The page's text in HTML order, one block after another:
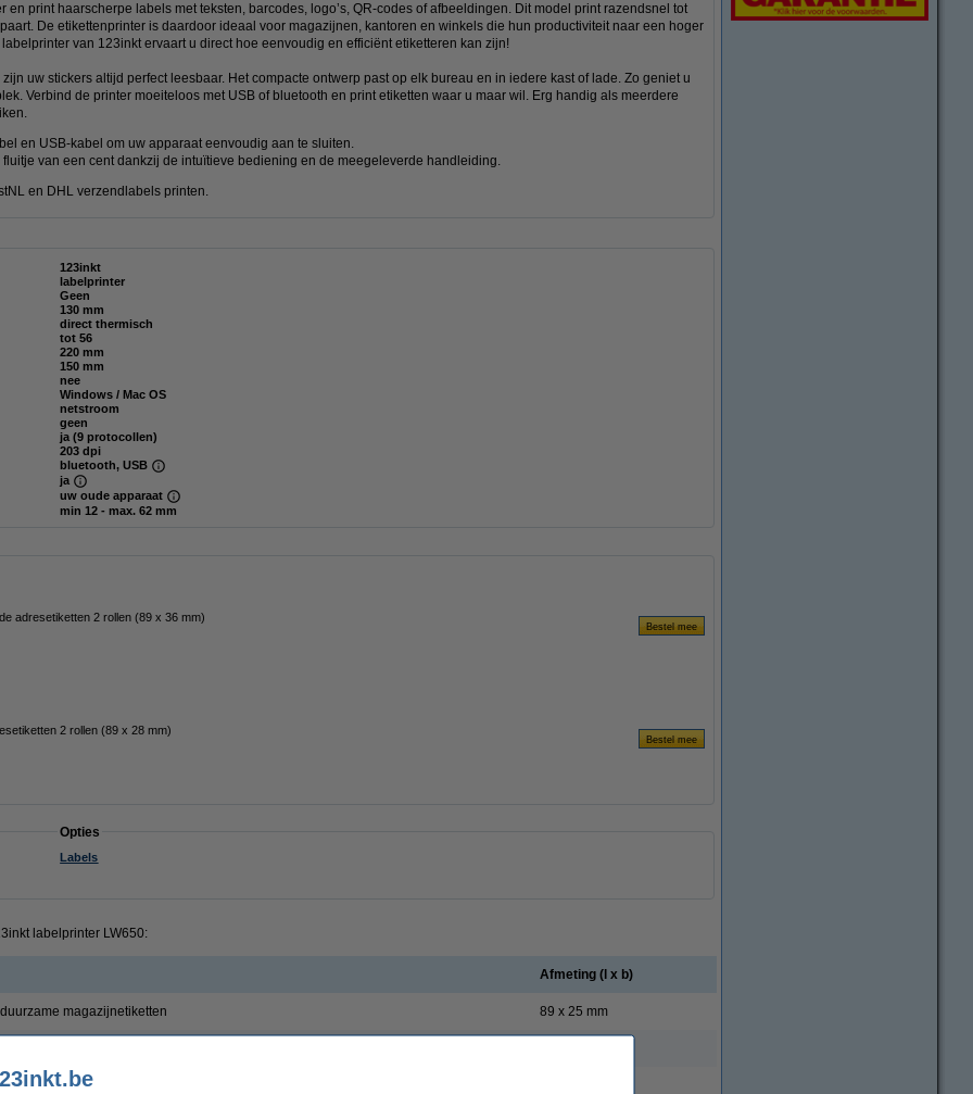
en print haarscherpe labels met teksten, barcodes, logo’s, QR-codes of afbeeldingen. Dit model print razendsnel tot
De etikettenprinter is daardoor ideaal voor magazijnen, kantoren en winkels die hun productiviteit naar een hoger
van 123inkt ervaart u direct hoe eenvoudig en efficiënt etiketteren kan zijn!
uw stickers altijd perfect leesbaar. Het compacte ontwerp past op elk bureau en in iedere kast of lade. Zo geniet u
Verbind de printer moeiteloos met USB of bluetooth en print etiketten waar u maar wil. Erg handig als meerdere
en USB-kabel om uw apparaat eenvoudig aan te sluiten.
fluitje van een cent dankzij de intuïtieve bediening en de meegeleverde handleiding.
en DHL verzendlabels printen.
123inkt
labelprinter
Geen
130 mm
direct thermisch
tot 56
220 mm
150 mm
nee
Windows / Mac OS
netstroom
geen
ja (9 protocollen)
203 dpi
bluetooth, USB
ja
uw oude apparaat
min 12 - max. 62 mm
adresetiketten 2 rollen (89 x 36 mm)
2 rollen (89 x 28 mm)
Opties
Labels
labelprinter LW650:
Afmeting (l x b)
magazijnetiketten 89 x 25 mm
vierkante etiketten
multifunctionele etiketten